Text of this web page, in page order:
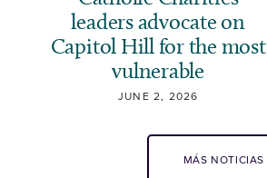
leaders advocate on
Capitol Hill for the most
vulnerable
JUNE 2, 2026
MÁS NOTICIAS